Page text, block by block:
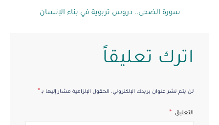
سورة الضحى.. دروس تربوية في بناء الإنسان
اترك تعليقاً
لن يتم نشر عنوان بريدك الإلكتروني. الحقول الإلزامية مشار إليها بـ *
التعليق